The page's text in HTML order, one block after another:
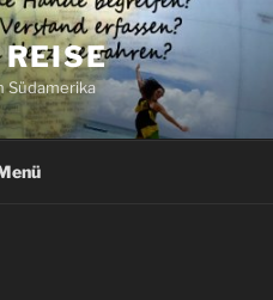
Südamerika